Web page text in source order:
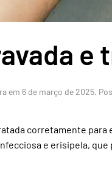
em 6 de março de 2025.
corretamente
e erisipela,